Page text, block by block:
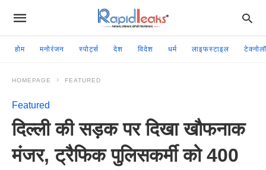
होम मनोरंजन स्पोर्ट्स देश विदेश धर्म लाइफस्टाइल
HOMEPAGE FEATURED
Featured
दिल्ली की सड़क पर दिखा खौफनाक
मंजर, ट्रैफिक पुलिसकर्मी को 400